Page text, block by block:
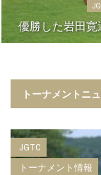
優勝した岩田寛
トーナメントニ
JGTC
トーナメント情報